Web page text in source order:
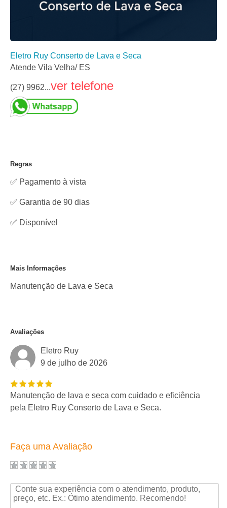
Eletro Ruy Conserto de Lava e Seca
Atende Vila Velha/ ES
(27) 9962...ver telefone
Regras
✅ Pagamento à vista
✅ Garantia de 90 dias
✅ Disponível
Mais Informações
Manutenção de Lava e Seca
Avaliações
Eletro Ruy
9 de julho de 2026
Manutenção de lava e seca com cuidado e eficiência
pela Eletro Ruy Conserto de Lava e Seca.
Faça uma Avaliação